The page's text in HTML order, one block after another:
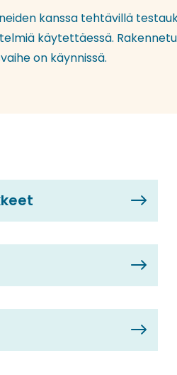
kanssa tehtävillä
käytettäessä.
on käynnissä.